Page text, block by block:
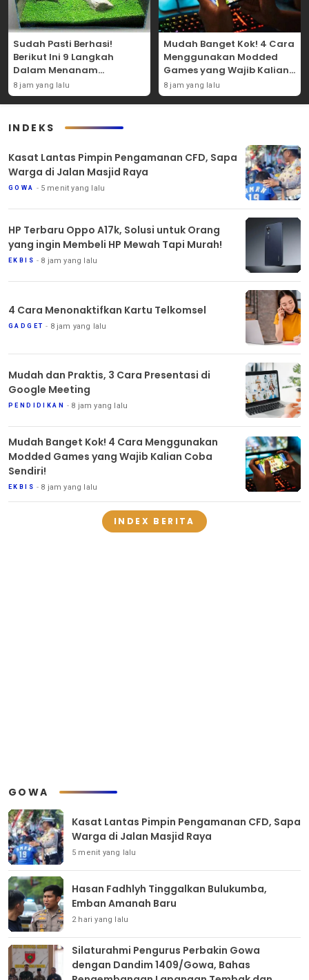
Sudah Pasti Berhasi!
Berikut Ini 9 Langkah
Dalam Menanam
Tanaman Carpet Seed Di
Aquascape!
8 jam yang lalu
Mudah Banget Kok! 4 Cara
Menggunakan Modded
Games yang Wajib Kalian
Coba Sendiri!
8 jam yang lalu
INDEKS
Kasat Lantas Pimpin Pengamanan CFD, Sapa
Warga di Jalan Masjid Raya
GOWA 5 menit yang lalu
HP Terbaru Oppo A17k, Solusi untuk Orang
yang ingin Membeli HP Mewah Tapi Murah!
EKBIS 8 jam yang lalu
4 Cara Menonaktifkan Kartu Telkomsel
GADGET 8 jam yang lalu
Mudah dan Praktis, 3 Cara Presentasi di
Google Meeting
PENDIDIKAN 8 jam yang lalu
Mudah Banget Kok! 4 Cara Menggunakan
Modded Games yang Wajib Kalian Coba
Sendiri!
EKBIS 8 jam yang lalu
INDEX BERITA
GOWA
Kasat Lantas Pimpin Pengamanan CFD, Sapa
Warga di Jalan Masjid Raya
5 menit yang lalu
Hasan Fadhlyh Tinggalkan Bulukumba,
Emban Amanah Baru
2 hari yang lalu
Silaturahmi Pengurus Perbakin Gowa
dengan Dandim 1409/Gowa, Bahas